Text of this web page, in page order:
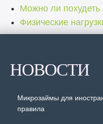
Можно ли похудеть
Физические
НОВОСТИ
Микрозаймы для
правила